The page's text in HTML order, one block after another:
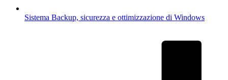
Sistema Backup, sicurezza e ottimizzazione di Windows